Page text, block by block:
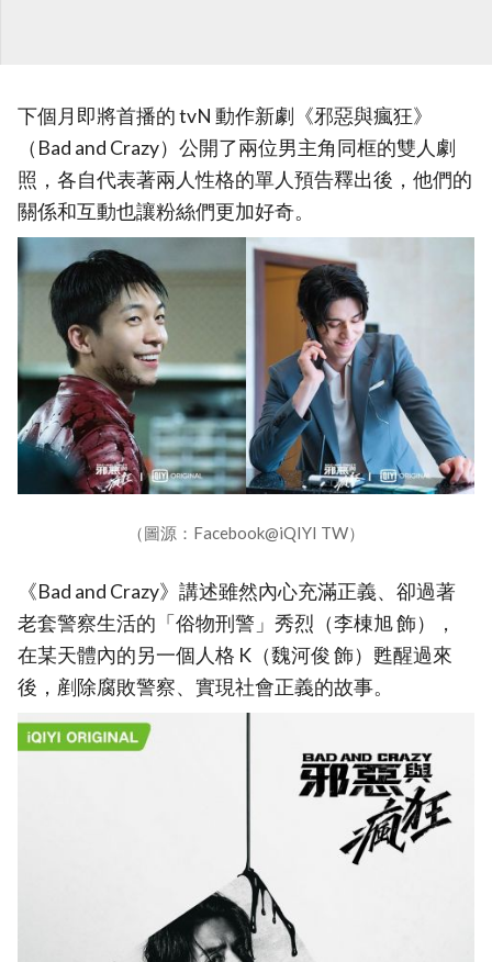
下個月即將首播的 tvN 動作新劇《邪惡與瘋狂》
（Bad and Crazy）公開了兩位男主角同框的雙人劇
照，各自代表著兩人性格的單人預告釋出後，他們的
關係和互動也讓粉絲們更加好奇。
（圖源：Facebook@iQIYI TW）
《Bad and Crazy》講述雖然內心充滿正義、卻過著
老套警察生活的「俗物刑警」秀烈（李棟旭 飾），
在某天體內的另一個人格 K（魏河俊 飾）甦醒過來
後，剷除腐敗警察、實現社會正義的故事。